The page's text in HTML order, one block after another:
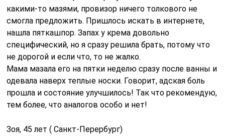
какими-то мазями, провизор ничего толкового не
смогла предложить. Пришлось искать в интернете,
нашла пяткашпор. Запах у крема довольно
специфический, но я сразу решила брать, потому что
не дорогой и если что, то не жалко.
Мама мазала его на пятки неделю сразу после ванны и
одевала наверх теплые носки. Говорит, адская боль
прошла и состояние улучшилось! Так что рекомендую,
тем более, что аналогов особо и нет!
Зоя, 45 лет ( Санкт-Перербург)